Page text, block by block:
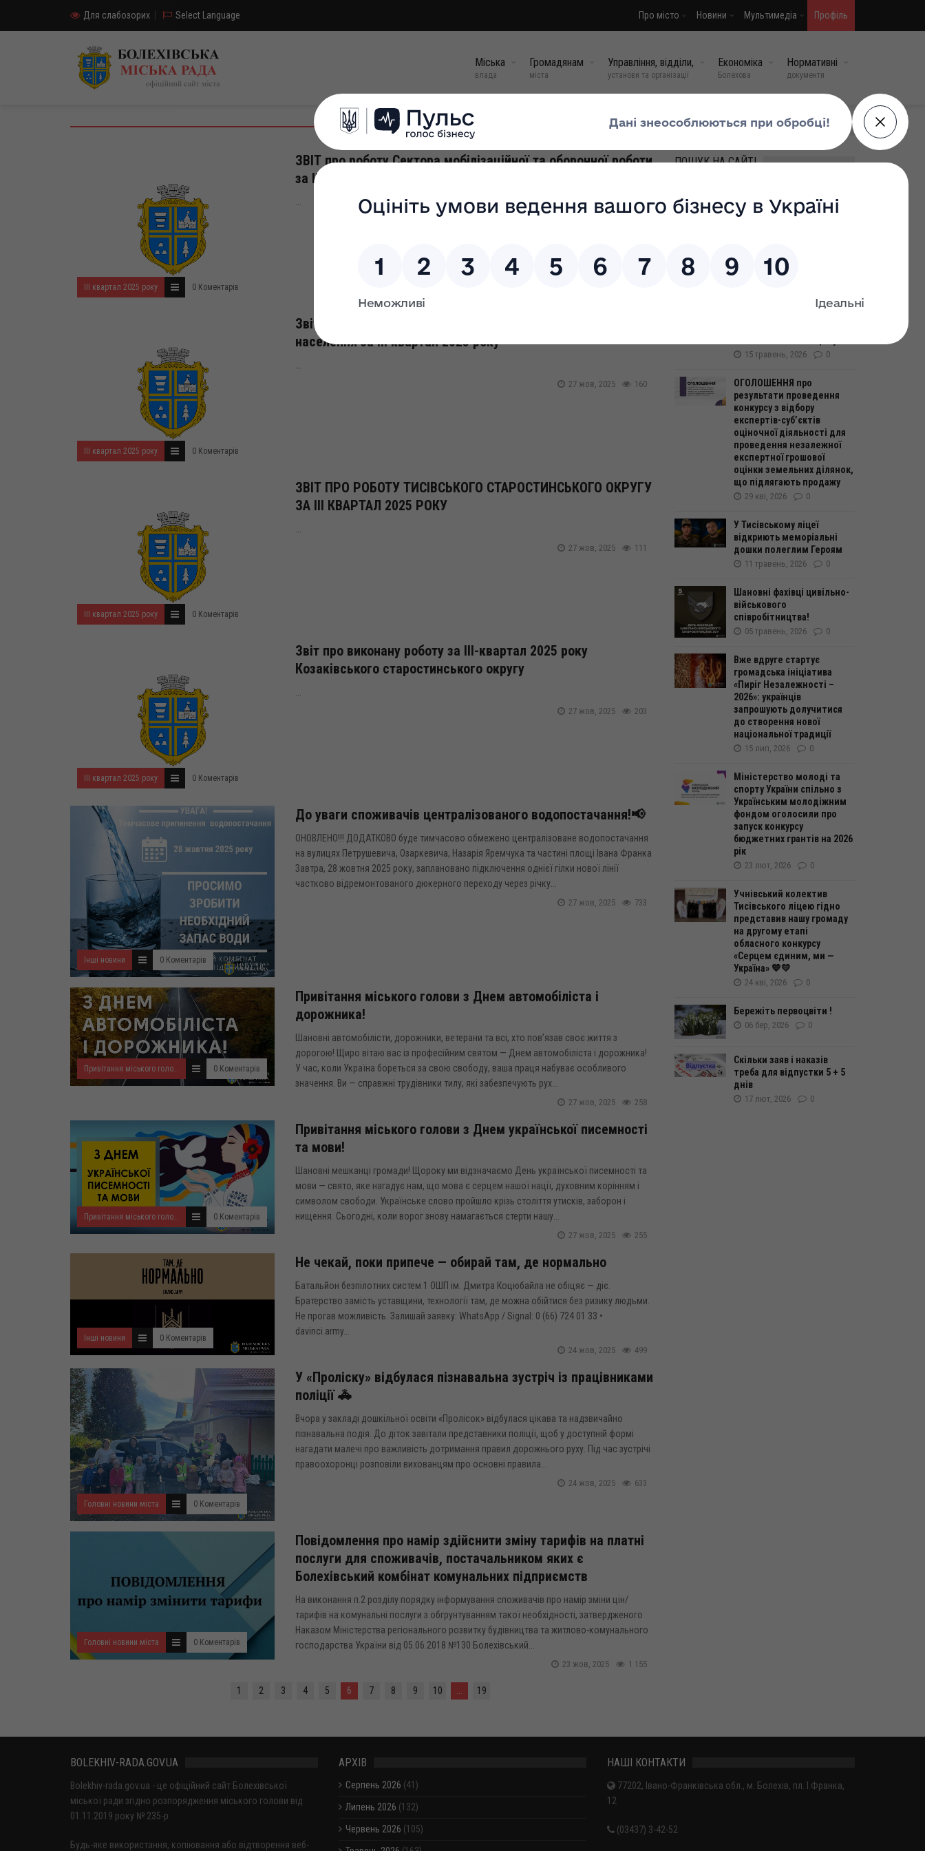
Для слабозорих Select Language Про місто Новини Мультимедіа Профіль
Міська
влада
Громадянам
міста
Управління, відділи,
установи та організації
Економіка
Болехова
Нормативні
документи
ІІІ квартал 2025 року 0 Коментарів
ЗВІТ про роботу Сектора мобілізаційної та оборонної роботи
за III квартал 2025 року
ІІІ квартал 2025 року 0 Коментарів
Звіт про роботу управління праці та соціального захисту
населення за ІІІ квартал 2025 року
...
160
27 жов, 2025
ІІІ квартал 2025 року 0 Коментарів
ЗВІТ ПРО РОБОТУ ТИСІВСЬКОГО СТАРОСТИНСЬКОГО ОКРУГУ
ЗА ІІІ КВАРТАЛ 2025 РОКУ
111
27 жов, 2025
ІІІ квартал 2025 року 0 Коментарів
Звіт про виконану роботу за ІІІ-квартал 2025 року
Козаківського старостинського округу
...
203
27 жов, 2025
Інші новини 0 Коментарів
До уваги споживачів централізованого водопостачання!📢
ОНОВЛЕНО!!! ДОДАТКОВО буде тимчасово обмежено централізоване водопостачання
на вулицях Петрушевича, Озаркевича, Назарія Яремчука та частині площі Івана Франка
Завтра, 28 жовтня 2025 року, заплановано підключення однієї гілки нової лінії
частково відремонтованого дюкерного переходу через річку...
733
27 жов, 2025
Привітання міського голови 0 Коментарів
Привітання міського голови з Днем автомобіліста і
дорожника!
Шановні автомобілісти, дорожники, ветерани та всі, хто пов’язав своє життя з
дорогою! Щиро вітаю вас із професійним святом — Днем автомобіліста і дорожника!
У час, коли Україна бореться за свою свободу, ваша праця набуває особливого
значення. Ви — справжні трудівники тилу, які забезпечують рух...
258
27 жов, 2025
0 Коментарів
Привітання міського голови з Днем української писемності
та мови!
Шановні мешканці громади! Щороку ми відзначаємо День української писемності та
мови — свято, яке нагадує нам, що мова є серцем нашої нації, духовним корінням і
символом свободи. Українське слово пройшло крізь століття утисків, заборон і
нищення. Сьогодні, коли ворог знову намагається стерти нашу...
255
27 жов, 2025
Інші новини 0 Коментарів
Не чекай, поки припече — обирай там, де нормально
Батальйон безпілотних систем 1 ОШП ім. Дмитра Коцюбайла не обіцяє — діє.
Братерство замість уставщини, технології там, де можна обійтися без ризику людьми.
Не прогав можливість. Залишай заявку: WhatsApp / Signal: 0 (66) 724 01 33 •
davinci.army...
499
24 жов, 2025
Головні новини міста 0 Коментарів
У «Проліску» відбулася пізнавальна зустріч із працівниками
поліції 🚓
Вчора у закладі дошкільної освіти «Пролісок» відбулася цікава та надзвичайно
пізнавальна подія. До діток завітали представники поліції, щоб у доступній формі
нагадати малечі про важливість дотримання правил дорожнього руху. Під час зустрічі
правоохоронці розповіли вихованцям про основні правила...
633
24 жов, 2025
Головні новини міста 0 Коментарів
Повідомлення про намір здійснити зміну тарифів на платні
послуги для споживачів, постачальником яких є
Болехівський комбінат комунальних підприємств
На виконання п.2 розділу порядку інформування споживачів про намір зміни цін/
тарифів на комунальні послуги з обгрунтуванням такої необхідності, затвердженого
Наказом Міністерства регіонального розвитку будівництва та житлово-комунального
господарства України від 05.06.2018 №130 Болехівський...
1 155
23 жов, 2025
1 2 3 4 5 6 7 8 9 10 19
МИ У СОЦМЕРЕЖАХ
ПОШУК НА САЙТІ
2030 року: які зміни
чекають роботодавців
15 травень, 2026 0
ОГОЛОШЕННЯ про
результати проведення
конкурсу з відбору
експертів-суб’єктів
оціночної діяльності для
проведення незалежної
експертної грошової
оцінки земельних ділянок,
що підлягають продажу
29 кві, 2026 0
У Тисівському ліцеї
відкриють меморіальні
дошки полеглим Героям
11 травень, 2026 0
Шановні фахівці цивільно-
військового
співробітництва!
05 травень, 2026 0
Вже вдруге стартує
громадська ініціатива
«Пиріг Незалежності –
2026»: українців
запрошують долучитися
до створення нової
національної традиції
15 лип, 2026 0
Міністерство молоді та
спорту України спільно з
Українським молодіжним
фондом оголосили про
запуск конкурсу
бюджетних грантів на 2026
рік
23 лют, 2026 0
Учнівський колектив
Тисівського ліцею гідно
представив нашу громаду
на другому етапі
обласного конкурсу
«Серцем єдиним, ми —
Україна» 💙💛
24 кві, 2026 0
Бережіть первоцвіти !
06 бер, 2026 0
Скільки заяв і наказів
треба для відпустки 5 + 5
днів
17 лют, 2026 0
BOLEKHIV-RADA.GOV.UA
Bolekhiv-rada.gov.ua - це офіційний сайт Болехівської
міської ради згідно розпорядження міського голови від
01.11.2019 року № 235-р
Будь-яке використання, копіювання або відтворення веб-
АРХІВ
Серпень 2026 (41)
Липень 2026 (132)
Червень 2026 (105)
НАШІ КОНТАКТИ
77202, Івано-Франківська обл., м. Болехів, пл. І.Франка,
12
(03437) 3-42-52